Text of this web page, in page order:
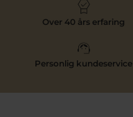
Over 40 års erfaring
Personlig kundeservice